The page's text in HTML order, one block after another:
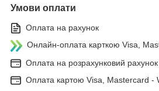
Умови оплати
Оплата на рахунок
Онлайн-оплата карткою Visa,
Оплата на розрахунковий
Оплата картою Visa, Mastercard -